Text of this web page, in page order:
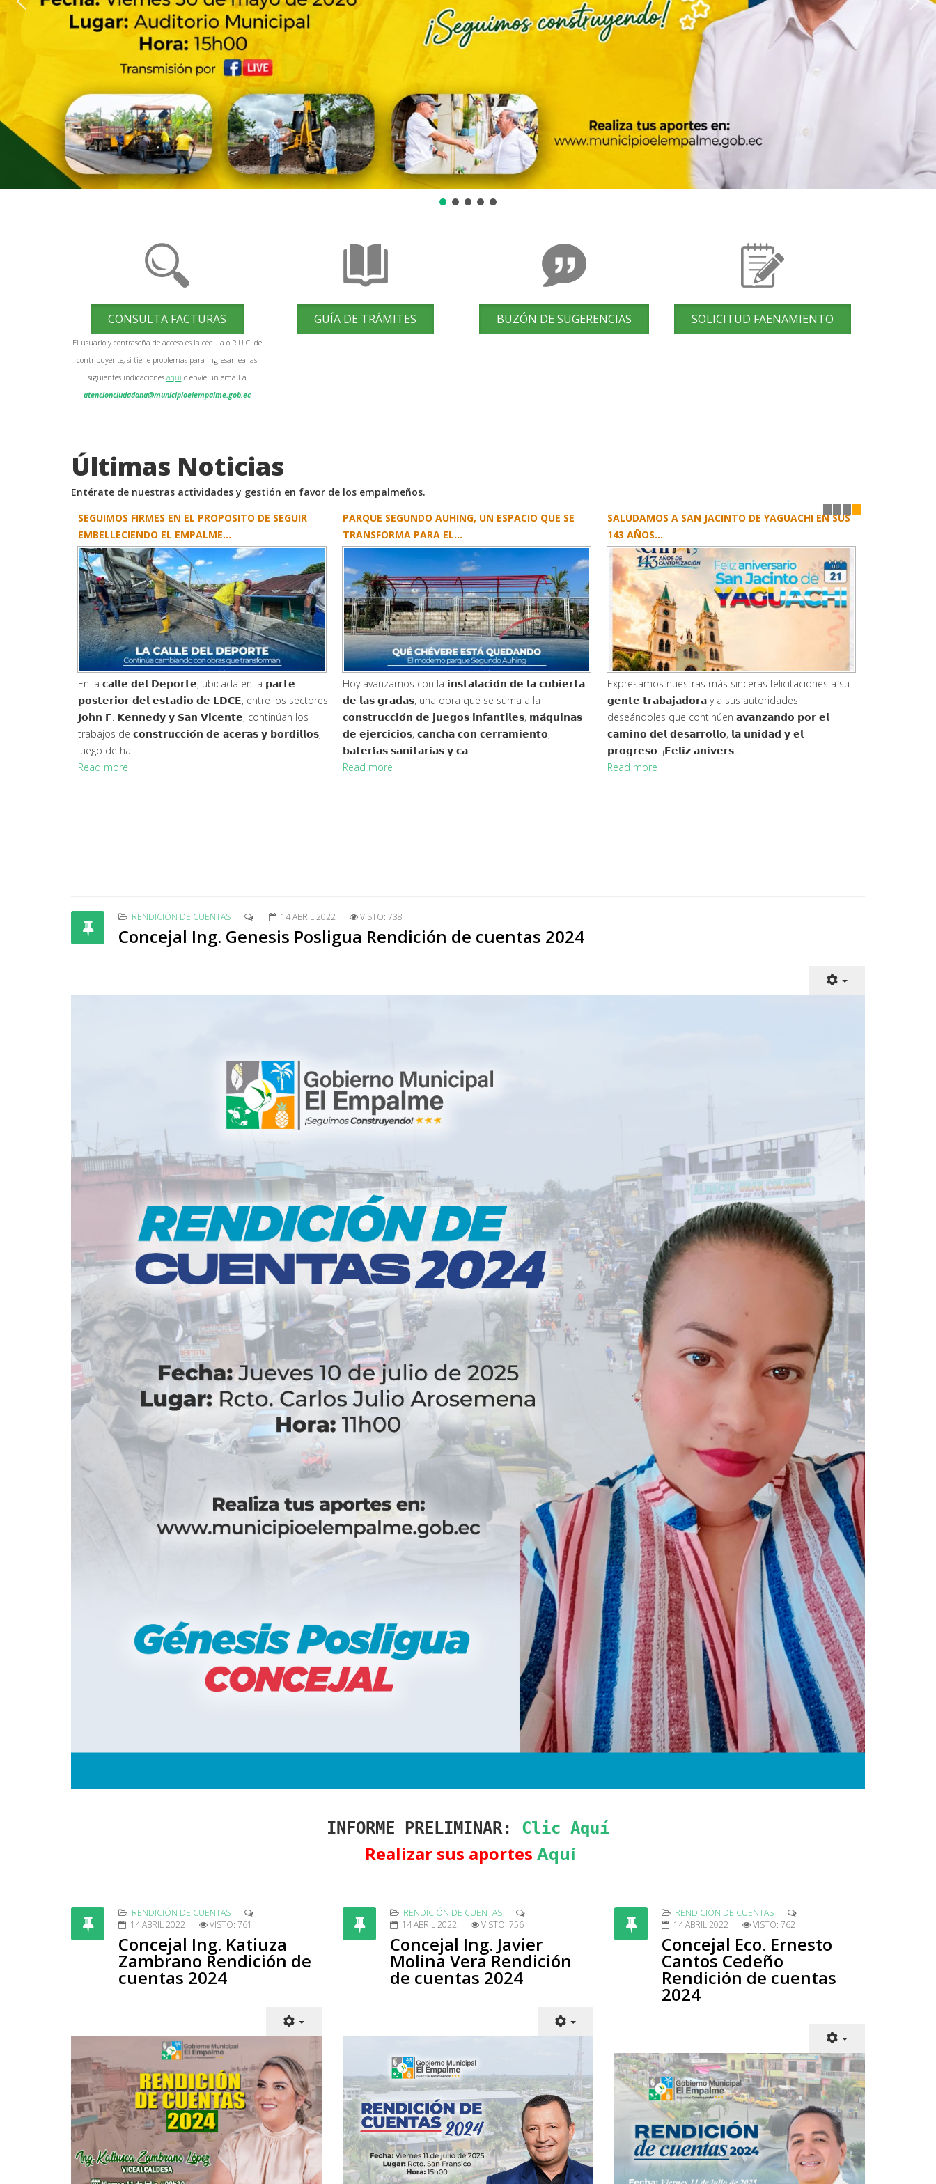
CONSULTA FACTURAS
El usuario y contraseña de acceso es la cédula o R.U.C. del
contribuyente, si tiene problemas para ingresar lea las
siguientes indicaciones aquío envíe un email a
atencionciudadana@municipioelempalme.gob.ec
GUÍA DE TRÁMITES BUZÓN DE SUGERENCIAS SOLICITUD FAENAMIENTO
Últimas Noticias
Entérate de nuestras actividades y gestión en favor de los empalmeños.
1 2 3
EL PLÁTANO SE CONVIRTIÓ EN UNA OPORTUNIDAD
PARA EMPRENDER ...
Con el objetivo de fortalecer las capacidades de las
mujeres empalmenses y fomentar el emprendimiento,
el GAD Municipal de El Empalme desarrolla el 𝗧𝗮𝗹𝗹𝗲𝗿
𝗱𝗲 𝗚𝗮𝘀𝘁𝗿𝗼𝗻𝗼𝗺í𝗮 𝗧𝗿𝗮𝗱𝗶𝗰𝗶𝗼𝗻𝗮𝗹, un espacio de apr...
Read more
RESOLUCIÓN ADMINISTRATIVA N° GADMCEE-030-
A-2026
Mediante la cual se cambia de denominación a la calle
identificada con el nombre "𝗟𝗼𝘀 𝗟𝗮𝘁𝗼𝗻𝗲𝘀" por el
nombre "𝗔𝗻𝘁𝗼𝗻𝗶𝗼 𝗛𝗲𝗿𝗶𝗯𝗲𝗿𝘁𝗼 𝗖𝗼𝗼𝗹 𝗠𝘂𝗿𝗶𝗹𝗹𝗼".
Read more
SEMBRAMOS CONCIENCIA AMBIENTAL EN
NUESTROS JÓVENES
A través de la 𝗝𝗲𝗳𝗮𝘁𝘂𝗿𝗮 𝗱𝗲 𝗚𝗲𝘀𝘁𝗶𝗼́𝗻 𝗔𝗺𝗯𝗶𝗲𝗻𝘁𝗮𝗹 𝗱𝗲𝗹
𝗚𝗔𝗗 𝗠𝘂𝗻𝗶𝗰𝗶𝗽𝗮𝗹 𝗱𝗲 𝗘𝗹 𝗘𝗺𝗽𝗮𝗹𝗺𝗲, hemos
desarrollado 𝗷𝗼𝗿𝗻𝗮𝗱𝗮𝘀 𝗱𝗲 𝗰𝗮𝗽𝗮𝗰𝗶𝘁𝗮𝗰𝗶𝗼́𝗻 dirigidas a
estudiantes de las unidades educativas 𝗘𝗹 𝗘𝗺𝗽𝗮𝗹𝗺𝗲,
𝗦𝗼𝗹𝗱𝗮𝗱𝗼 𝗠𝗼𝗻𝗴𝗲...
Read more
RENDICIÓN DE CUENTAS 14 ABRIL 2022 VISTO: 738
Concejal Ing. Genesis Posligua Rendición de cuentas 2024
INFORME PRELIMINAR: Clic Aquí
Realizar sus aportes Aquí
RENDICIÓN DE CUENTAS
14 ABRIL 2022
VISTO: 761
Concejal Ing. Katiuza
Zambrano Rendición de
cuentas 2024
RENDICIÓN DE CUENTAS
14 ABRIL 2022
VISTO: 756
Concejal Ing. Javier
Molina Vera Rendición
de cuentas 2024
RENDICIÓN DE CUENTAS
14 ABRIL 2022
VISTO: 762
Concejal Eco. Ernesto
Cantos Cedeño
Rendición de cuentas
2024